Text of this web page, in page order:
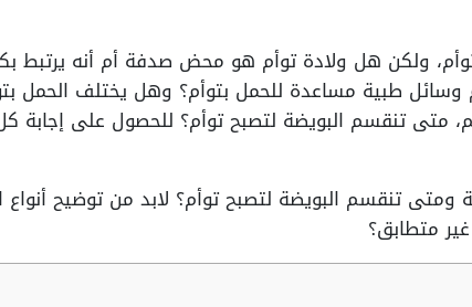
ولكن هل ولادة توأم هو محض صدفة أم أنه يرتبط بكل
وسائل طبية مساعدة للحمل بتوأم؟ وهل يختلف الحمل
متى تنقسم البويضة لتصبح توأم؟ للحصول على إجابة
ومتى تنقسم البويضة لتصبح توأم؟ لابد من توضيح
متطابق؟